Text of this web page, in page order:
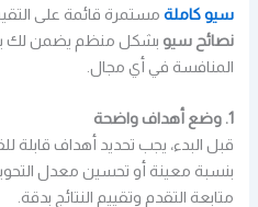
سيو كاملة مستمرة قائمة على
نصائح سيو بشكل منظم يضمن لك
المنافسة في أي مجال.
1. وضع أهداف واضحة
قبل البدء، يجب تحديد أهداف قابلة
بنسبة معينة أو تحسين معدل
متابعة التقدم وتقييم النتائج بدقة.